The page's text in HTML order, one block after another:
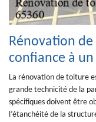
Rénovation
confiance à
La rénovation de toiture
grande technicité de la
spécifiques doivent être
l’étanchéité de la